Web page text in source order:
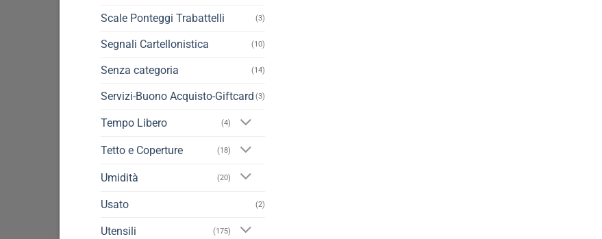
Scale Ponteggi Trabattelli (3)
Segnali Cartellonistica (10)
Senza categoria (14)
Servizi-Buono Acquisto-Giftcard (3)
Tempo Libero (4)
Tetto e Coperture (18)
Umidità (20)
Usato (2)
Utensili (175)